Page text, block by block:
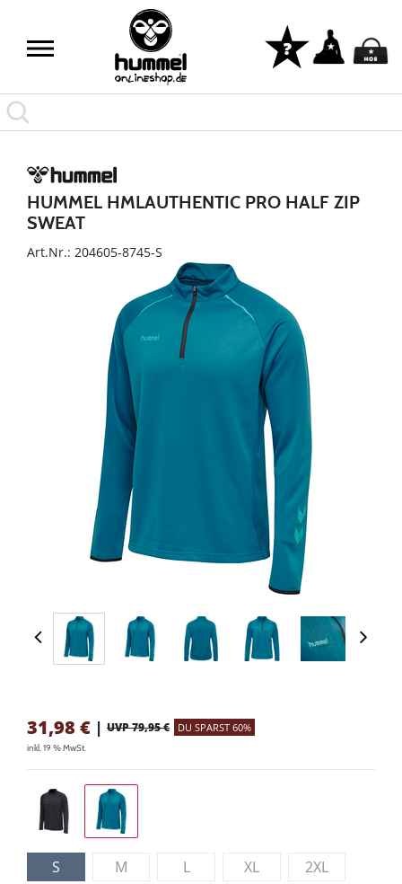
HUMMEL HMLAUTHENTIC PRO HALF ZIP
SWEAT
Art.Nr.: 204605-8745-S
31,98 € | UVP 79,95 € DU SPARST 60%
inkl. 19 % MwSt.
S M L XL 2XL